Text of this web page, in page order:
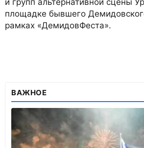
и групп альтернативной сцены
площадке бывшего
рамках «ДемидовФеста».
ВАЖНОЕ